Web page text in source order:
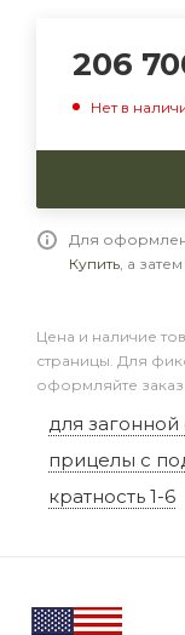
206
Нет в
Для
Купить, а затем
Цена и наличие
страницы. Для
оформляйте заказ
для загонной
прицелы с
кратность 1-6